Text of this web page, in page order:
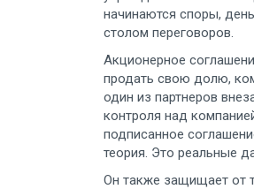
начинаются споры,
столом переговоров.
Акционерное
продать свою долю,
один из партнеров
контроля над
подписанное
теория. Это реальные
Он также защищает от